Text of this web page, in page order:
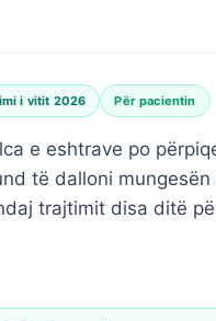
i vitit 2026 Për pacientin
e eshtrave po
të dalloni
trajtimit disa ditë